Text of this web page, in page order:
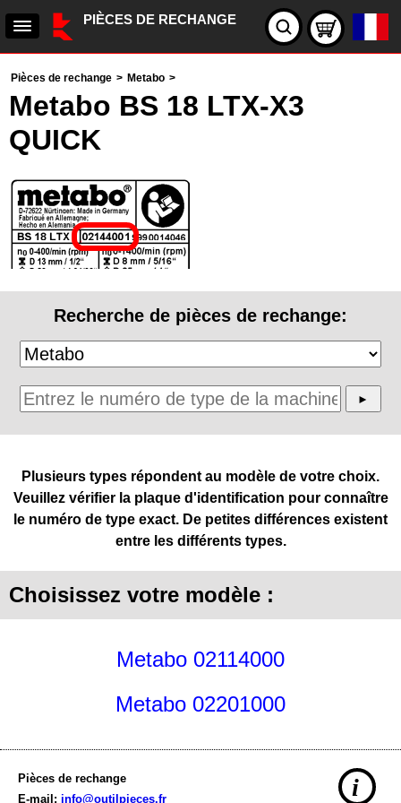
PIÈCES DE RECHANGE
Pièces de rechange > Metabo >
Metabo BS 18 LTX-X3
QUICK
Recherche de pièces de rechange:
Plusieurs types répondent au modèle de votre choix.
Veuillez vérifier la plaque d'identification pour connaître
le numéro de type exact. De petites différences existent
entre les différents types.
Choisissez votre modèle :
Metabo 02114000
Metabo 02201000
Pièces de rechange
E-mail: info@outilpieces.fr i